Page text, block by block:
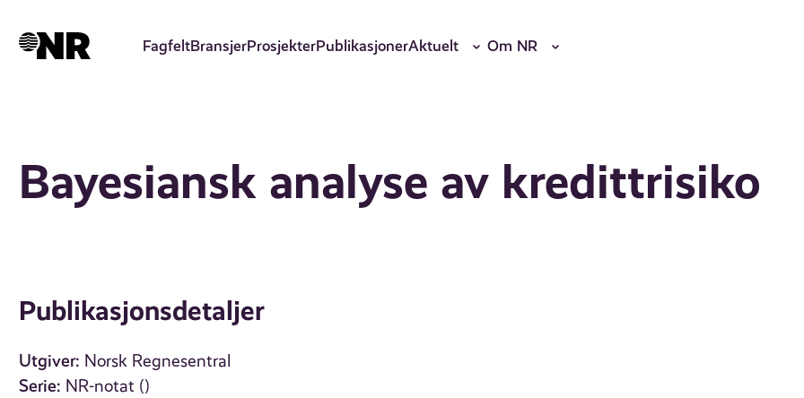
hovedinnhold
FagfeltBransjerProsjekterPublikasjonerAktuelt Om NR
Bayesiansk analyse av kredittrisiko
Publikasjonsdetaljer
Utgiver: Norsk Regnesentral
Serie: NR-notat ()